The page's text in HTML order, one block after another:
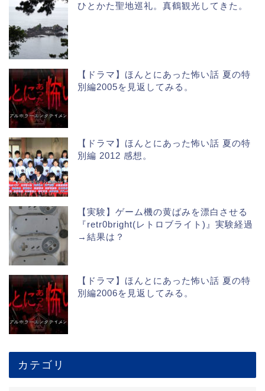
ひとかた聖地巡礼。真鶴観光してきた。
【ドラマ】ほんとにあった怖い話 夏の特
別編2005を見返してみる。
【ドラマ】ほんとにあった怖い話 夏の特
別編 2012 感想。
【実験】ゲーム機の黄ばみを漂白させる
『retr0bright(レトロブライト)』実験経過
→結果は？
【ドラマ】ほんとにあった怖い話 夏の特
別編2006を見返してみる。
カテゴリ